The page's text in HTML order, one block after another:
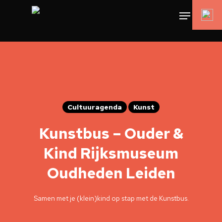
Cultuuragenda Kunst
Kunstbus – Ouder &
Kind Rijksmuseum
Oudheden Leiden
Samen met je (klein)kind op stap met de Kunstbus.